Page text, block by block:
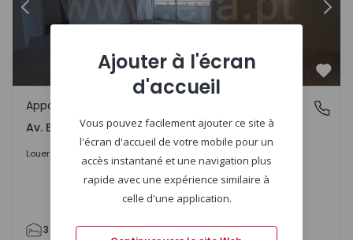
Précédent
Av. Boavista, Porto
Appartement
Av. Boavista, Porto
Louer 2.300 € /mois
3 2 132 142 2 4
Ajouter à l'écran
d'accueil
Vous pouvez facilement ajouter ce site à
l'écran d'accueil de votre mobile pour un
accès instantané et une navigation plus
rapide avec une expérience similaire à
celle d'une application.